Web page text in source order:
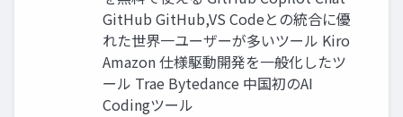
GitHub GitHub,VS Codeとの統合に優
れた世界一ユーザーが多いツール Kiro
Amazon 仕様駆動開発を一般化したツ
ール Trae Bytedance 中国初のAI
Codingツール